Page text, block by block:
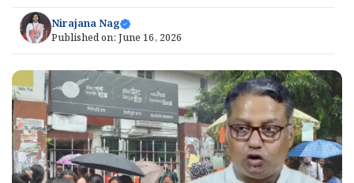
Nirajana Nag
Published on: June 16, 2026